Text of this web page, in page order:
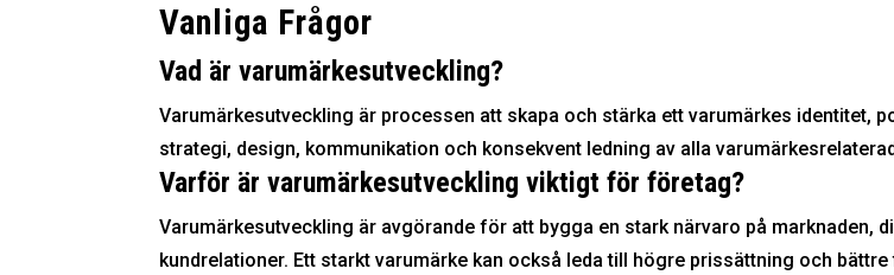
Vanliga Frågor
Vad är varumärkesutveckling?
Varumärkesutveckling är processen att skapa och stärka ett varumärkes identitet,
strategi, design, kommunikation och konsekvent ledning av alla
Varför är varumärkesutveckling viktigt för företag?
Varumärkesutveckling är avgörande för att bygga en stark närvaro på
kundrelationer. Ett starkt varumärke kan också leda till högre prissättning och